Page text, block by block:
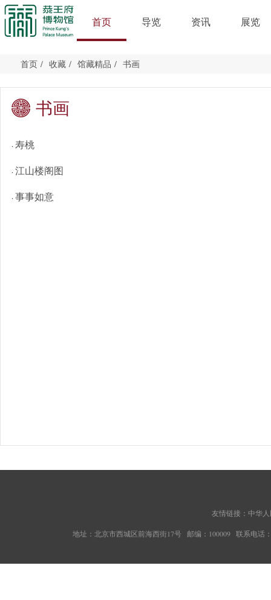
首页 导览 资讯 展览
首页 / 收藏 / 馆藏精品 / 书画
书画
· 寿桃
· 江山楼阁图
· 事事如意
友情链接： 中华
地址：北京市西城区前海西街17号 邮编：100009 联系电话